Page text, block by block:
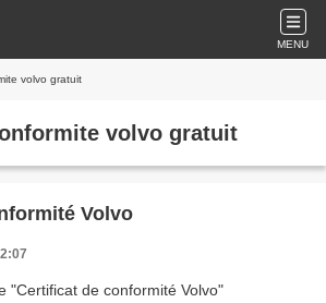
MENU
volvo gratuit
volvo gratuit
Volvo